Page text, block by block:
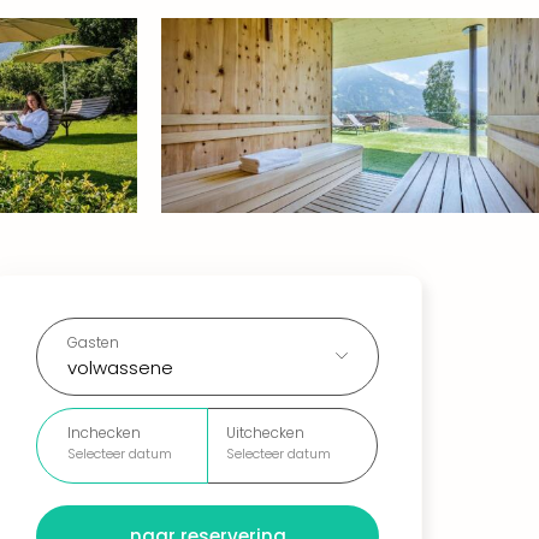
Gasten
volwassene
Inchecken
Selecteer datum
Uitchecken
Selecteer datum